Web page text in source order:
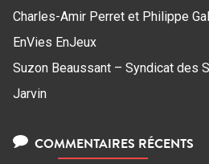
Charles-Amir Perret et Philippe
EnVies EnJeux
Suzon Beaussant – Syndicat des
Jarvin
COMMENTAIRES RÉCENTS